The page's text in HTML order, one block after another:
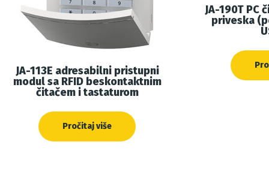
JA-113E adresabilni pristupni
modul sa RFID beskontaktnim
čitačem i tastaturom
Pročitaj više
JA-190T PC
priveska